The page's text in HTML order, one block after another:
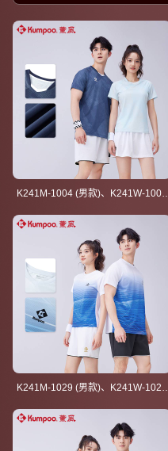
K241M-1004 (男款)、K241W-1004
K241M-1029 (男款)、K241W-1029